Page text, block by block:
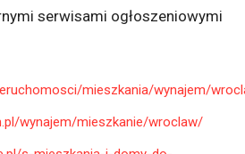
serwisami ogłoszeniowymi
mieszkania/wynajem/
wynajem/mieszkanie/wroclaw/